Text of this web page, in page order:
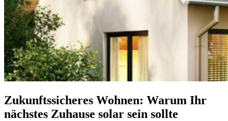
Zukunftssicheres Wohnen: Warum Ihr
nächstes Zuhause solar sein sollte